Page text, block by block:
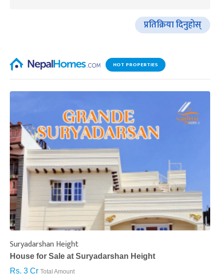
प्रतिक्रिया दिनुहोस्
HOT PROPERTIES
Suryadarshan Height
House for Sale at Suryadarshan Height
Rs. 3 Cr Total Amount